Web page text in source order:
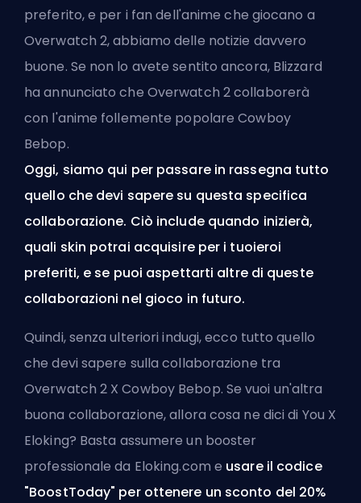
preferito, e per i fan dell'anime che giocano a
Overwatch 2, abbiamo delle notizie davvero
buone. Se non lo avete sentito ancora, Blizzard
ha annunciato che Overwatch 2 collaborerà
con l'anime follemente popolare Cowboy
Bebop.
Oggi, siamo qui per passare in rassegna tutto
quello che devi sapere su questa specifica
collaborazione. Ciò include quando inizierà,
quali skin potrai acquisire per i tuoieroi
preferiti, e se puoi aspettarti altre di queste
collaborazioni nel gioco in futuro.
Quindi, senza ulteriori indugi, ecco tutto quello
che devi sapere sulla collaborazione tra
Overwatch 2 X Cowboy Bebop. Se vuoi un'altra
buona collaborazione, allora cosa ne dici di You X
Eloking? Basta assumere un booster
professionale da Eloking.com e usare il codice
"BoostToday" per ottenere un sconto del 20%